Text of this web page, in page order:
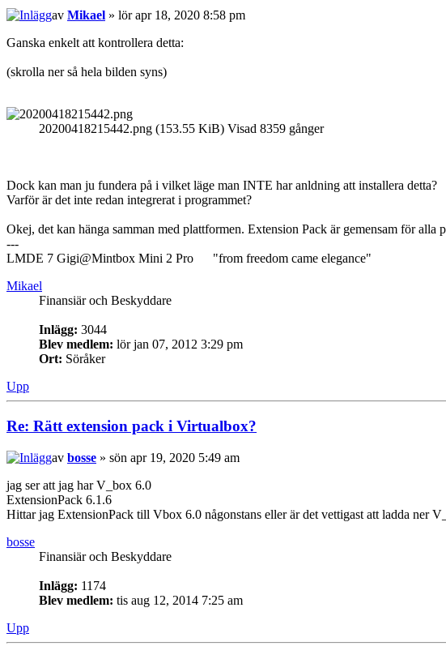
av Mikael » lör apr 18, 2020 8:58 pm
Ganska enkelt att kontrollera detta:
(skrolla ner så hela bilden syns)
20200418215442.png (153.55 KiB) Visad 8359 gånger
Dock kan man ju fundera på i vilket läge man INTE har anldning att installera detta?
Varför är det inte redan integrerat i programmet?
Okej, det kan hänga samman med plattformen. Extension Pack är gemensam för
---
LMDE 7 Gigi@Mintbox Mini 2 Pro "from freedom came elegance"
Mikael
Finansiär och Beskyddare
Inlägg: 3044
Blev medlem: lör jan 07, 2012 3:29 pm
Ort: Söråker
Upp
Re: Rätt extension pack i Virtualbox?
av bosse » sön apr 19, 2020 5:49 am
jag ser att jag har V_box 6.0
ExtensionPack 6.1.6
Hittar jag ExtensionPack till Vbox 6.0 någonstans eller är det vettigast att ladda ner
bosse
Finansiär och Beskyddare
Inlägg: 1174
Blev medlem: tis aug 12, 2014 7:25 am
Upp